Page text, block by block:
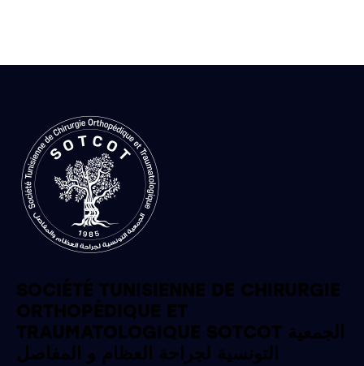
SOCIÉTÉ TUNISIENNE DE CHIRURGIE
ORTHOPÉDIQUE ET
TRAUMATOLOGIQUE SOTCOT الجمعية
التونسية لجراحة العظام و المفاصل